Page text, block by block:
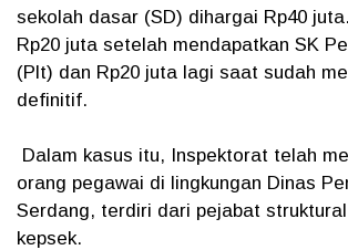
sekolah dasar (SD) dihargai Rp40
Rp20 juta setelah mendapatkan SK
(Plt) dan Rp20 juta lagi saat sudah
definitif.
Dalam kasus itu, Inspektorat telah
orang pegawai di lingkungan Dinas
Serdang, terdiri dari pejabat
kepsek.